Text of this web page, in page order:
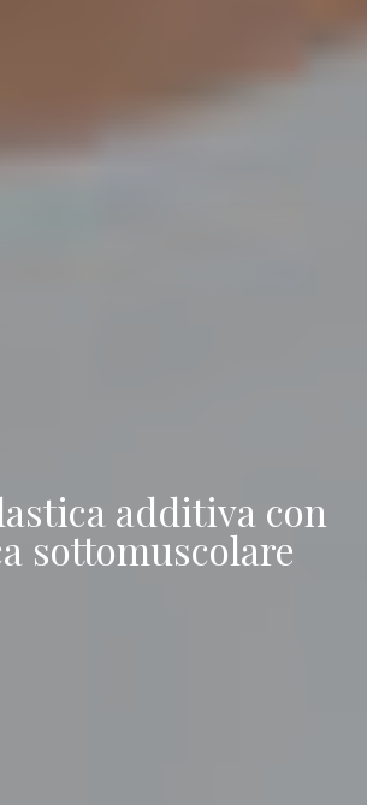
additiva con
sottomuscolare